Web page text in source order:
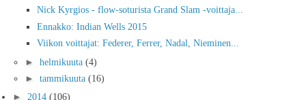
Nick Kyrgios - flow-soturista Grand Slam -voittaja...
Ennakko: Indian Wells 2015
Viikon voittajat: Federer, Ferrer, Nadal, Nieminen...
► helmikuuta (4)
► tammikuuta (16)
► 2014 (106)